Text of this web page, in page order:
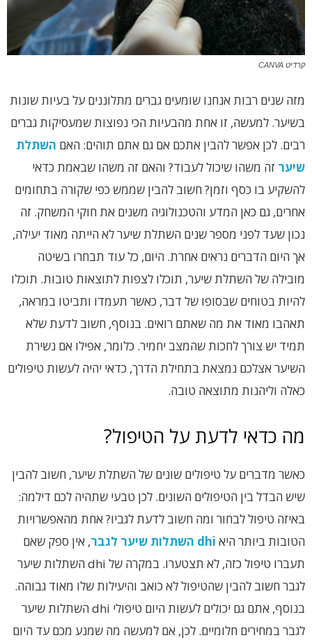
קרדיט CANVA
מזה שנים רבות אנחנו שומעים גברים מתלוננים על בעיות שונות
בשיער. למעשה, זו אחת מהבעיות הכי נפוצות שמעסיקות גברים
רבים. לכן אפשר להבין אתכם אם גם אתם תוהים: האם השתלת
שיער זה משהו שיכול לעבוד? והאם זה משהו שבאמת כדאי
להשקיע בו כסף וזמן? חשוב להבין שממש כפי שקורה בתחומים
אחרים, גם כאן המדע והטכנולוגיה משנים את חוקי המשחק. זה
נכון שעד לפני מספר שנים השתלת שיער לא הייתה מאוד יעילה,
אך היום הדברים נראים אחרת. היום, כל עוד תבחרו בשיטה
מובילה של השתלת שיער, תוכלו לצפות לתוצאות טובות. תוכלו
להיות בטוחים שבסופו של דבר, כאשר תעמדו ותביטו במראה,
תאהבו מאוד את מה שאתם רואים. בנוסף, חשוב לדעת שלא
תמיד יש צורך לחכות שהמצב יחמיר. כלומר, אפילו אם נשירת
השיער אצלכם נמצאת בתחילת הדרך, כדאי יהיה לעשות טיפולים
כאלה וליהנות מתוצאה טובה.
מה כדאי לדעת על הטיפול?
כאשר מדברים על טיפולים שונים של השתלת שיער, חשוב להבין
שיש הבדל בין הטיפולים השונים. לכן טבעי שתהיה לכם דילמה:
באיזה טיפול לבחור ומה חשוב לדעת לגביו? אחת מהאפשרויות
הטובות ביותר היא dhi השתלות שיער לגבר, אין ספק שאם
תעברו טיפול כזה, לא תצטערו. במקרה של dhi השתלות שיער
לגבר חשוב להבין שהטיפול לא כואב והיעילות שלו מאוד גבוהה.
בנוסף, אתם גם יכולים לעשות היום טיפולי dhi השתלות שיער
לגבר במחירים חלומיים. לכן, אם למעשה מה שמנע מכם עד היום